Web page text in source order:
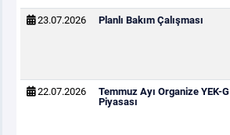
23.07.2026 Planlı Bakım Çalışması
22.07.2026
Temmuz Ayı Organize YEK-G
Piyasası